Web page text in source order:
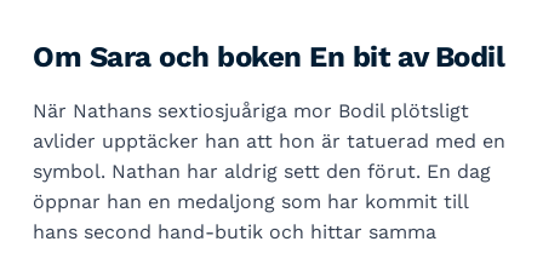
Om Sara och boken En bit av Bodil
När Nathans sextiosjuåriga mor Bodil plötsligt
avlider upptäcker han att hon är tatuerad med en
symbol. Nathan har aldrig sett den förut. En dag
öppnar han en medaljong som har kommit till
hans second hand-butik och hittar samma